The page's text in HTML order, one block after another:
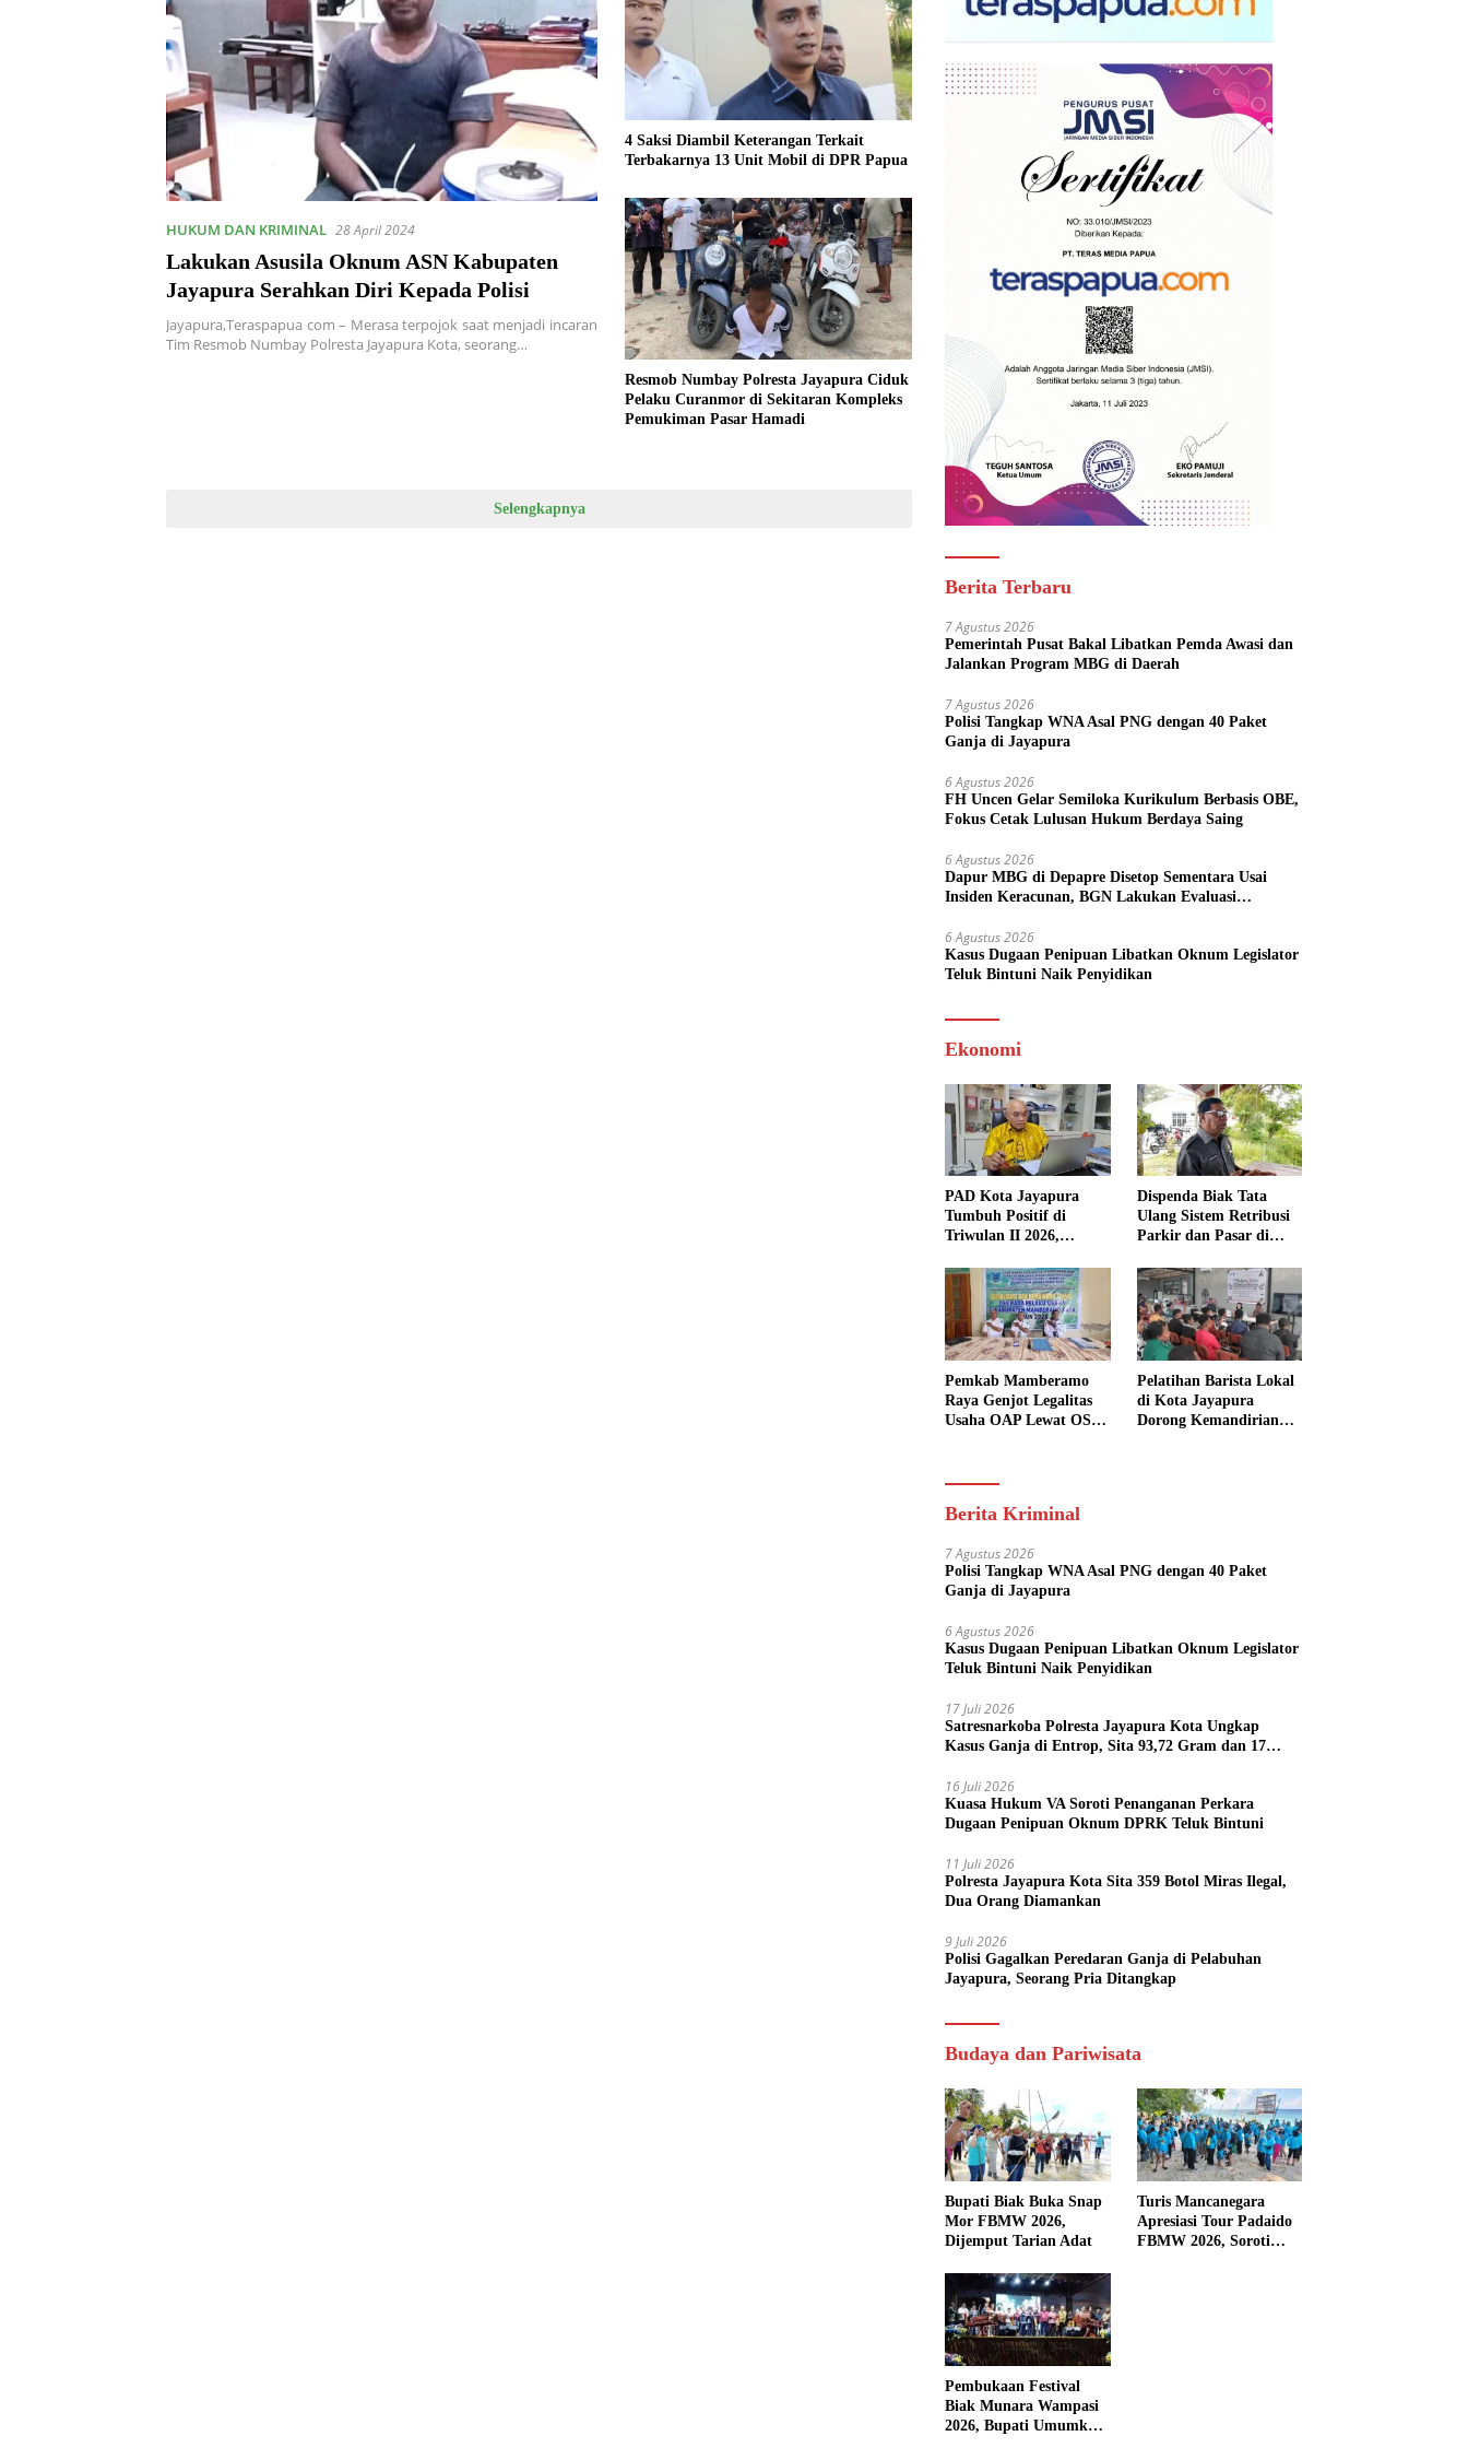
HUKUM DAN KRIMINAL 28 April 2024
Lakukan Asusila Oknum ASN Kabupaten
Jayapura Serahkan Diri Kepada Polisi
Jayapura,Teraspapua com – Merasa terpojok saat menjadi incaran
Tim Resmob Numbay Polresta Jayapura Kota, seorang…
4 Saksi Diambil Keterangan Terkait
Terbakarnya 13 Unit Mobil di DPR Papua
Resmob Numbay Polresta Jayapura Ciduk
Pelaku Curanmor di Sekitaran Kompleks
Pemukiman Pasar Hamadi
Selengkapnya
Berita Terbaru
7 Agustus 2026
Pemerintah Pusat Bakal Libatkan Pemda Awasi dan
Jalankan Program MBG di Daerah
7 Agustus 2026
Polisi Tangkap WNA Asal PNG dengan 40 Paket
Ganja di Jayapura
6 Agustus 2026
FH Uncen Gelar Semiloka Kurikulum Berbasis OBE,
Fokus Cetak Lulusan Hukum Berdaya Saing
6 Agustus 2026
Dapur MBG di Depapre Disetop Sementara Usai
Insiden Keracunan, BGN Lakukan Evaluasi
6 Agustus 2026
Kasus Dugaan Penipuan Libatkan Oknum Legislator
Teluk Bintuni Naik Penyidikan
Ekonomi
PAD Kota Jayapura
Tumbuh Positif di
Triwulan II 2026,
Target
Dispenda Biak Tata
Ulang Sistem Retribusi
Parkir dan Pasar di
Pemkab Mamberamo
Raya Genjot Legalitas
Usaha OAP Lewat OSS,
Pelatihan Barista Lokal
di Kota Jayapura
Dorong Kemandirian
Berita Kriminal
7 Agustus 2026
Polisi Tangkap WNA Asal PNG dengan 40 Paket
Ganja di Jayapura
6 Agustus 2026
Kasus Dugaan Penipuan Libatkan Oknum Legislator
Teluk Bintuni Naik Penyidikan
17 Juli 2026
Satresnarkoba Polresta Jayapura Kota Ungkap
Kasus Ganja di Entrop, Sita 93,72 Gram dan 17
16 Juli 2026
Kuasa Hukum VA Soroti Penanganan Perkara
Dugaan Penipuan Oknum DPRK Teluk Bintuni
11 Juli 2026
Polresta Jayapura Kota Sita 359 Botol Miras Ilegal,
Dua Orang Diamankan
9 Juli 2026
Polisi Gagalkan Peredaran Ganja di Pelabuhan
Jayapura, Seorang Pria Ditangkap
Budaya dan Pariwisata
Bupati Biak Buka Snap
Mor FBMW 2026,
Dijemput Tarian Adat
Turis Mancanegara
Apresiasi Tour Padaido
FBMW 2026, Soroti
Pembukaan Festival
Biak Munara Wampasi
2026, Bupati Umumkan